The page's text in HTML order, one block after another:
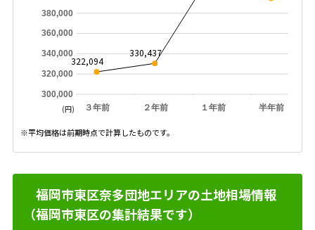
３年前 ２年前 １年前 半年前
300,000
320,000
340,000
360,000
380,000
322,094
330,437
(円)
※平均価格は前期時点で計算したものです。
福岡市東区奈多団地エリアの土地相場情報
（福岡市東区の集計結果です）